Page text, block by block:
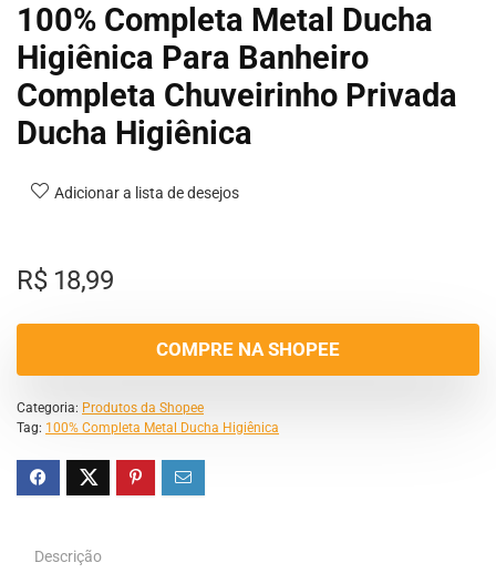
100% Completa Metal Ducha
Higiênica Para Banheiro
Completa Chuveirinho Privada
Ducha Higiênica
Adicionar a lista de desejos
R$18,99
COMPRE NA SHOPEE
Categoria: Produtos da Shopee
Tag: 100% Completa Metal Ducha Higiênica
Descrição